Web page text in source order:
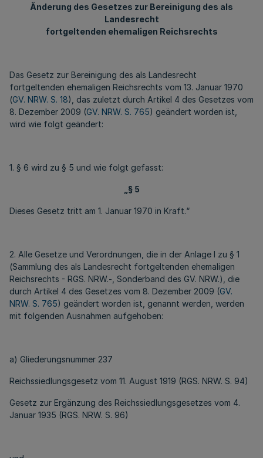
Änderung des Gesetzes zur Bereinigung des als
Landesrecht
fortgeltenden ehemaligen Reichsrechts
Das Gesetz zur Bereinigung des als Landesrecht
fortgeltenden ehemaligen Reichsrechts vom 13. Januar 1970
(GV. NRW. S. 18), das zuletzt durch Artikel 4 des Gesetzes vom
8. Dezember 2009 (GV. NRW. S. 765) geändert worden ist,
wird wie folgt geändert:
1. § 6 wird zu § 5 und wie folgt gefasst:
„§ 5
Dieses Gesetz tritt am 1. Januar 1970 in Kraft.“
2. Alle Gesetze und Verordnungen, die in der Anlage I zu § 1
(Sammlung des als Landesrecht fortgeltenden ehemaligen
Reichsrechts - RGS. NRW.-, Sonderband des GV. NRW.), die
durch Artikel 4 des Gesetzes vom 8. Dezember 2009 (GV.
NRW. S. 765) geändert worden ist, genannt werden, werden
mit folgenden Ausnahmen aufgehoben:
a) Gliederungsnummer 237
Reichssiedlungsgesetz vom 11. August 1919 (RGS. NRW. S. 94)
Gesetz zur Ergänzung des Reichssiedlungsgesetzes vom 4.
Januar 1935 (RGS. NRW. S. 96)